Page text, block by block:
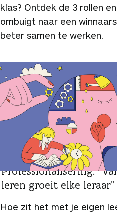
klas? Ontdek de 3 rollen
ombuigt naar een
beter samen te werken.
SPECIALIST
Professionalisering:
leren groeit elke leraar”
Hoe zit het met je eigen